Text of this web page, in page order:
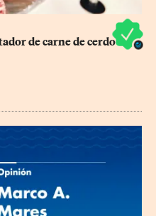
de carne de cerdo